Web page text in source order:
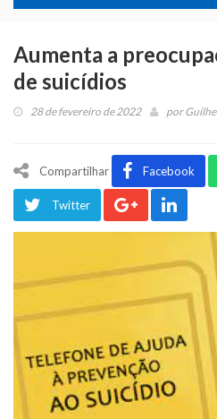
Aumenta a
de suicídios
28 de fevereiro de 2022 por
Compartilhar Facebook
Twitter